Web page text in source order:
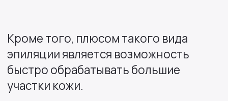
Кроме того, плюсом такого вида
эпиляции является возможность
быстро обрабатывать большие
участки кожи.